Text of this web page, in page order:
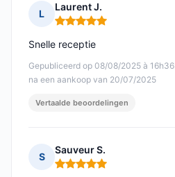
L
Laurent J.
Opmerking: 5 van 5
Gepubliceerd op 08/08/2025 à 16h36
na een aankoop van 20/07/2025
Snelle receptie
Vertaalde beoordelingen
S
Sauveur S.
Opmerking: 5 van 5